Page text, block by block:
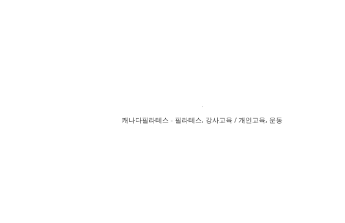
캐나다필라테스 - 필라테스, 강사교육 / 개인교육, 운동